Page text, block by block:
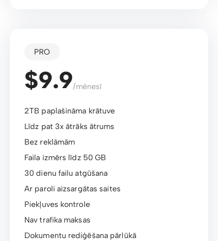
PRO
$9.9/mēnesī
2TB paplašināma krātuve
Līdz pat 3x ātrāks ātrums
Bez reklāmām
Faila izmērs līdz 50 GB
30 dienu failu atgūšana
Ar paroli aizsargātas saites
Piekļuves kontrole
Nav trafika maksas
Dokumentu rediģēšana pārlūkā